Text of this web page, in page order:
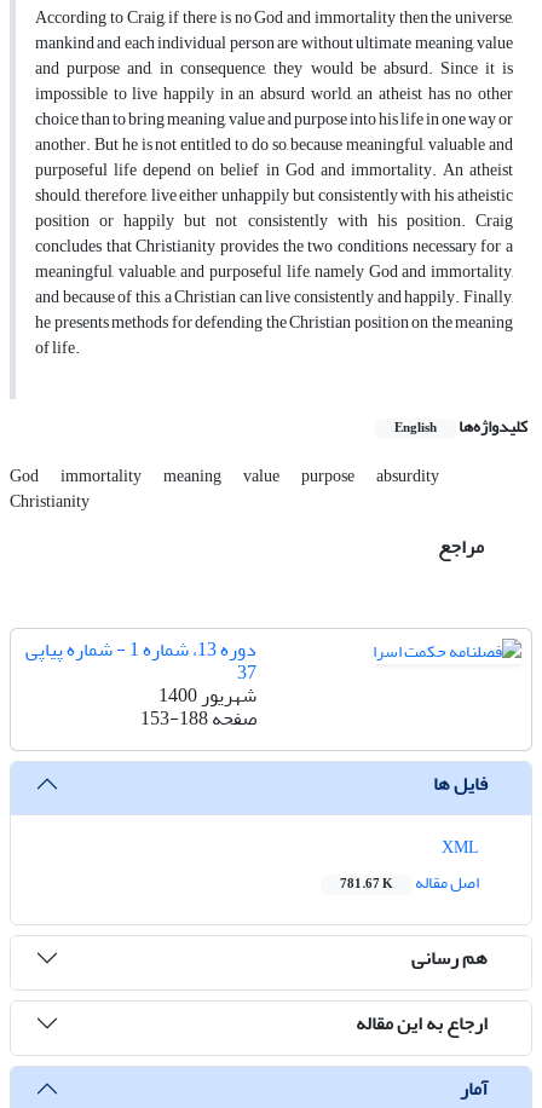
According to Craig, if there is no God and immortality then the universe,
mankind and each individual person are without ultimate meaning, value
and purpose and, in consequence, they would be absurd. Since it is
impossible to live happily in an absurd world, an atheist has no other
choice than to bring meaning, value and purpose into his life in one way or
another. But he is not entitled to do so, because meaningful, valuable and
purposeful life depend on belief in God and immortality. An atheist
should, therefore, live either unhappily but consistently with his atheistic
position or happily but not consistently with his position. Craig
concludes that Christianity provides the two conditions necessary for a
meaningful, valuable, and purposeful life, namely God and immortality,
and because of this, a Christian can live consistently and happily. Finally,
he presents methods for defending the Christian position on the meaning
of life.
کلیدواژه‌ها English
God immortality meaning value purpose absurdity
Christianity
مراجع
دوره 13، شماره 1 - شماره پیاپی
37
شهریور 1400
صفحه153-188
فایل ها
اصل مقاله
781.67 K
هم رسانی
ارجاع به این مقاله
آمار